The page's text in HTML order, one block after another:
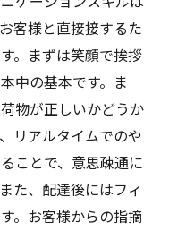
客様と直接接するた
。まずは笑顔で挨拶
中の基本です。ま
物が正しいかどうか
リアルタイムでのや
ことで、意思疎通に
た、配達後にはフィ
。お客様からの指摘